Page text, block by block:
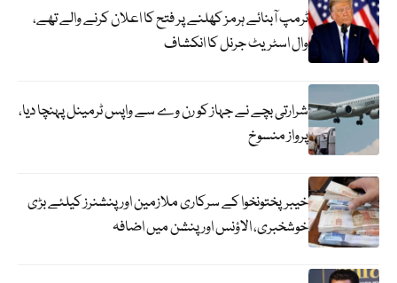
ٹرمپ آبنائے ہرمز کھلنے پر فتح کا اعلان کرنے والے تھے،
وال اسٹریٹ جرنل کا انکشاف
شرارتی بچے نے جہاز کو رن وے سے واپس ٹرمینل پہنچا دیا،
پرواز منسوخ
خیبرپختونخوا کے سرکاری ملازمین اور پنشنرز کیلئے بڑی
خوشخبری، الاؤنس اور پنشن میں اضافہ